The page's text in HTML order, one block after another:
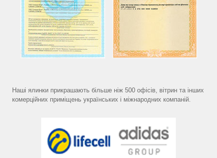
Наші ялинки прикрашають більше ніж 500 офісів, вітрин та інших
комерційних приміщень українських і міжнародних компаній.